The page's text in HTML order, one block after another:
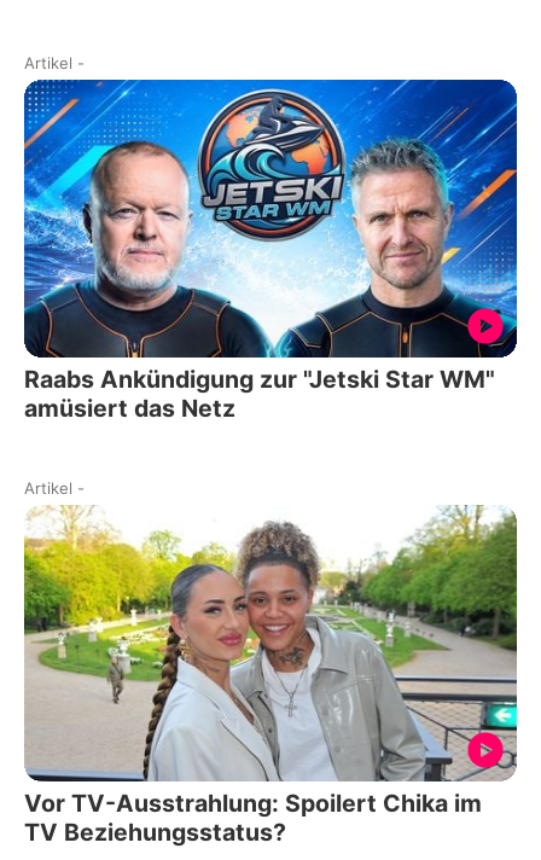
Artikel -
Raabs Ankündigung zur "Jetski Star WM"
amüsiert das Netz
Artikel -
Vor TV-Ausstrahlung: Spoilert Chika im
TV Beziehungsstatus?